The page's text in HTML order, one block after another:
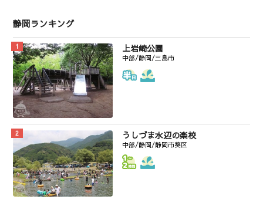
静岡ランキング
上岩崎公園
中部/静岡/三島市
うしづま水辺の楽校
中部/静岡/静岡市葵区